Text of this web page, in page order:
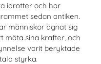
idrotter och har
sedan antiken.
människor ägnat sig
mäta sina krafter, och
varit beryktade
styrka.